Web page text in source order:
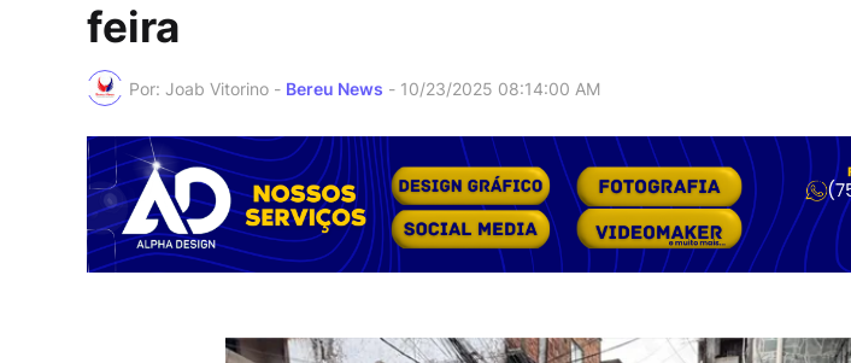
feira
Por: Joab Vitorino - Bereu News - 10/23/2025 08:14:00 AM